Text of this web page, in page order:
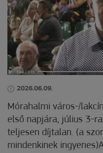
2026.06.09.
Mórahalmi város-/
első napjára, július 3-
teljesen díjtalan. (a
mindenkinek